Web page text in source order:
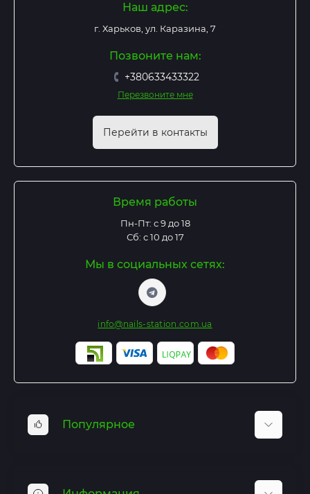
Наш адрес:
г. Харьков, ул. Каразина, 7
Позвоните нам:
+380633433322
Перезвоните мне
Перейти в контакты
Время работы
Пн-Пт: с 9 до 18
Сб: с 10 до 17
Мы в социальных сетях:
info@nails-station.com.ua
Популярное
Гель лаки